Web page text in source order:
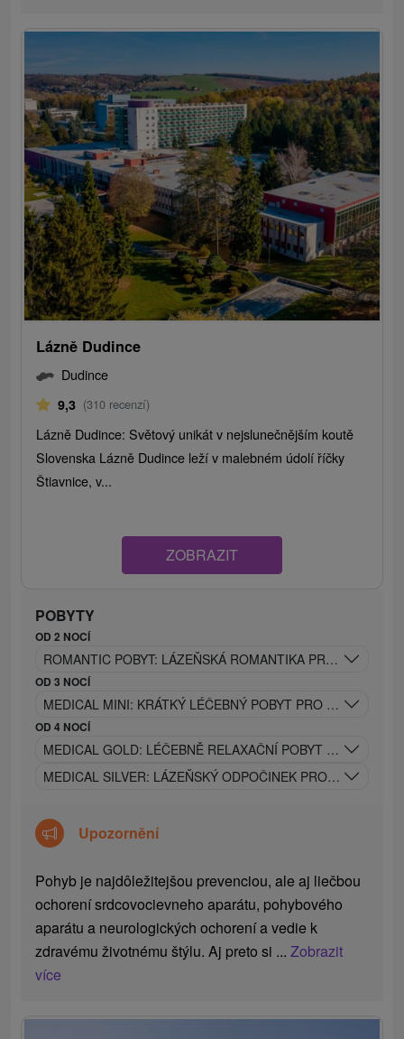
Lázně Dudince
Dudince
9,3 (310 recenzí)
Lázně Dudince: Světový unikát v nejslunečnějším koutě
Slovenska Lázně Dudince leží v malebném údolí říčky
Štiavnice, v...
ZOBRAZIT
POBYTY
OD 2 NOCÍ
ROMANTIC POBYT: LÁZEŇSKÁ ROMANTIKA PRO DVA
OD 3 NOCÍ
MEDICAL MINI: KRÁTKÝ LÉČEBNÝ POBYT PRO VELKOU
OD 4 NOCÍ
MEDICAL GOLD: LÉČEBNĚ RELAXAČNÍ POBYT PRO TĚLO I
MEDICAL SILVER: LÁZEŇSKÝ ODPOČINEK PRO ZDRAVĚJŠÍ
Upozornění
Pohyb je najdôležitejšou prevenciou, ale aj liečbou
ochorení srdcovocievneho aparátu, pohybového
aparátu a neurologických ochorení a vedie k
zdravému životnému štýlu. Aj preto si ...Zobrazit
více